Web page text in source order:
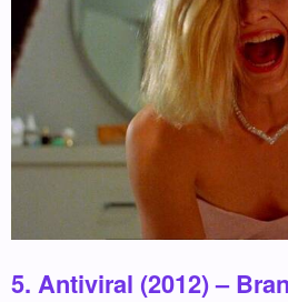
5. Antiviral (2012) –